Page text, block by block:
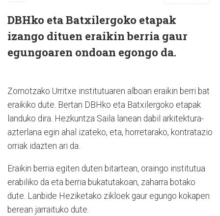
DBHko eta Batxilergoko etapak
izango dituen eraikin berria gaur
egungoaren ondoan egongo da.
Zornotzako Urritxe institutuaren alboan eraikin berri bat
eraikiko dute. Bertan DBHko eta Batxilergoko etapak
landuko dira. Hezkuntza Saila lanean dabil arkitektura-
azterlana egin ahal izateko, eta, horretarako, kontratazio
orriak idazten ari da.
Eraikin berria egiten duten bitartean, oraingo institutua
erabiliko da eta berria bukatutakoan, zaharra botako
dute. Lanbide Heziketako zikloek gaur egungo kokapen
berean jarraituko dute.